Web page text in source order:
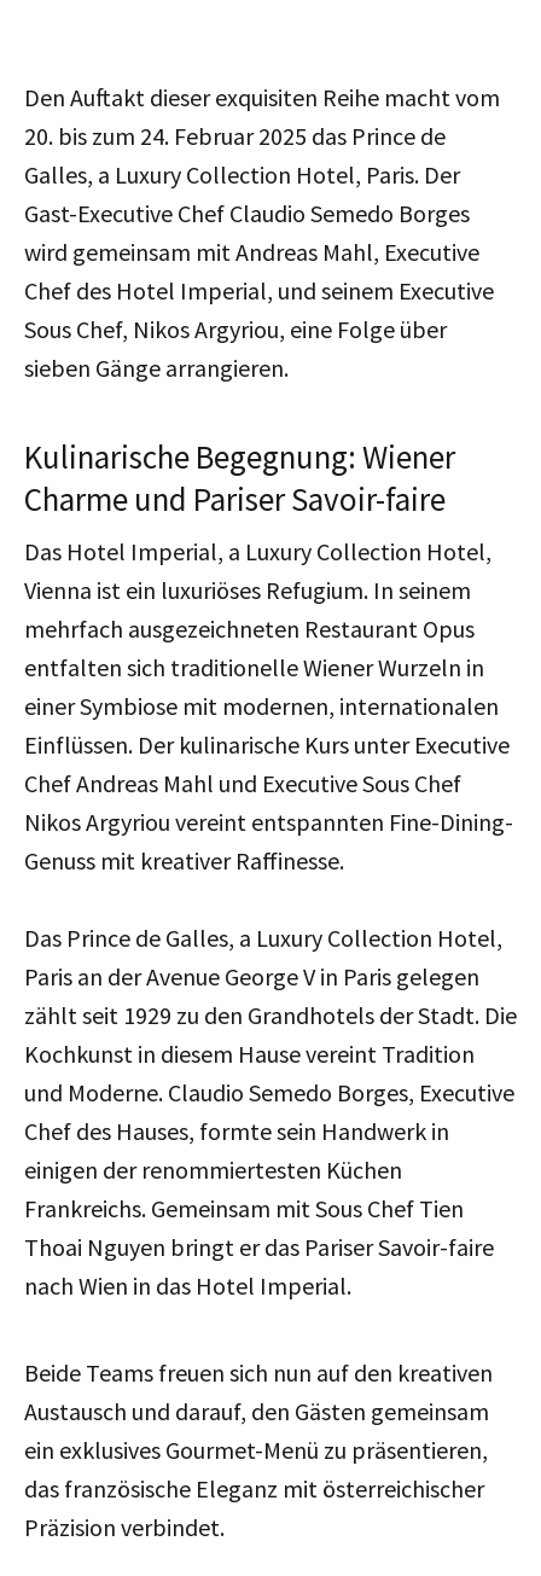
Den Auftakt dieser exquisiten Reihe macht vom
20. bis zum 24. Februar 2025 das Prince de
Galles, a Luxury Collection Hotel, Paris. Der
Gast-Executive Chef Claudio Semedo Borges
wird gemeinsam mit Andreas Mahl, Executive
Chef des Hotel Imperial, und seinem Executive
Sous Chef, Nikos Argyriou, eine Folge über
sieben Gänge arrangieren.
Kulinarische Begegnung: Wiener
Charme und Pariser Savoir-faire
Das Hotel Imperial, a Luxury Collection Hotel,
Vienna ist ein luxuriöses Refugium. In seinem
mehrfach ausgezeichneten Restaurant Opus
entfalten sich traditionelle Wiener Wurzeln in
einer Symbiose mit modernen, internationalen
Einflüssen. Der kulinarische Kurs unter Executive
Chef Andreas Mahl und Executive Sous Chef
Nikos Argyriou vereint entspannten Fine-Dining-
Genuss mit kreativer Raffinesse.
Das Prince de Galles, a Luxury Collection Hotel,
Paris an der Avenue George V in Paris gelegen
zählt seit 1929 zu den Grandhotels der Stadt. Die
Kochkunst in diesem Hause vereint Tradition
und Moderne. Claudio Semedo Borges, Executive
Chef des Hauses, formte sein Handwerk in
einigen der renommiertesten Küchen
Frankreichs. Gemeinsam mit Sous Chef Tien
Thoai Nguyen bringt er das Pariser Savoir-faire
nach Wien in das Hotel Imperial.
Beide Teams freuen sich nun auf den kreativen
Austausch und darauf, den Gästen gemeinsam
ein exklusives Gourmet-Menü zu präsentieren,
das französische Eleganz mit österreichischer
Präzision verbindet.